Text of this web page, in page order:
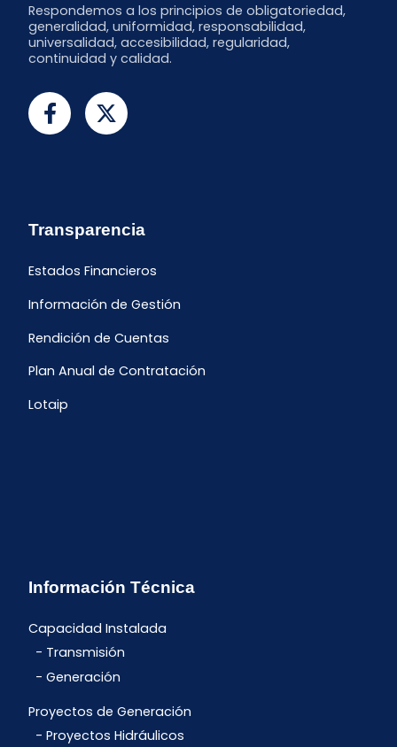
Respondemos a los principios de obligatoriedad,
generalidad, uniformidad, responsabilidad,
universalidad, accesibilidad, regularidad,
continuidad y calidad.
Transparencia
Estados Financieros
Información de Gestión
Rendición de Cuentas
Plan Anual de Contratación
Lotaip
Información Técnica
Capacidad Instalada
Transmisión
Generación
Proyectos de Generación
Proyectos Hidráulicos